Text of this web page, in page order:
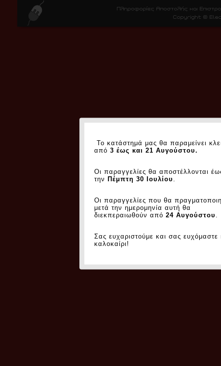
Το κατάστημά μας θα παραμείνει
από 3 έως και 21 Αυγούστου.
Οι παραγγελίες θα αποστέλλονται
την Πέμπτη 30 Ιουλίου
Οι παραγγελίες που θα
μετά την ημερομηνία αυτή θα
διεκπεραιωθούν από 24 Αυγούστου
Σας ευχαριστούμε και σας ευχόμαστε
καλοκαίρι!